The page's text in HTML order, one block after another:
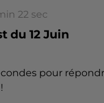
22 sec
du 12 Juin
pour